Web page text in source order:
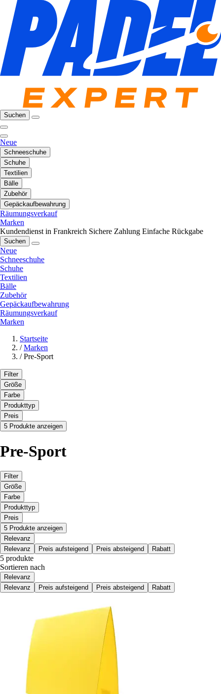
Suchen
Neue
Schneeschuhe
Schuhe
Textilien
Bälle
Zubehör
Gepäckaufbewahrung
Räumungsverkauf
Marken
Kundendienst in Frankreich Sichere Zahlung Einfache Rückgabe
Suchen
Neue
Schneeschuhe
Schuhe
Textilien
Bälle
Zubehör
Gepäckaufbewahrung
Räumungsverkauf
Marken
Startseite
/ Marken
/ Pre-Sport
Filter
Größe
Farbe
Produkttyp
Preis
5 Produkte anzeigen
Pre-Sport
Filter
Größe
Farbe
Produkttyp
Preis
5 Produkte anzeigen
Relevanz
Relevanz
Preis aufsteigend Preis absteigend Rabatt
5 produkte
Sortieren nach
Relevanz
Relevanz
Preis aufsteigend Preis absteigend Rabatt